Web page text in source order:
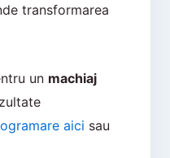
transformarea
un machiaj
aici sau